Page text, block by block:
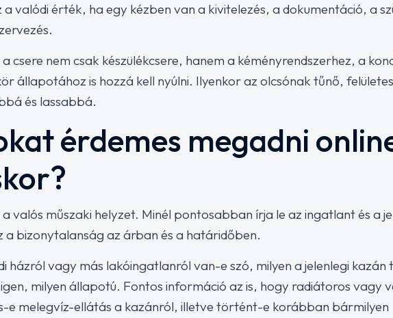
valódi érték, ha egy kézben van a kivitelezés, a dokumentáció, a
csere nem csak készülékcsere, hanem a kéményrendszerhez, a
állapotához is hozzá kell nyúlni. Ilyenkor az olcsónak tűnő,
és lassabbá.
érdemes megadni
valós műszaki helyzet. Minél pontosabban írja le az ingatlant és a
a bizonytalanság az árban és a határidőben.
házról vagy más lakóingatlanról van-e szó, milyen a jelenlegi kazán
milyen állapotú. Fontos információ az is, hogy radiátoros vagy
e melegvíz-ellátás a kazánról, illetve történt-e korábban bármilyen